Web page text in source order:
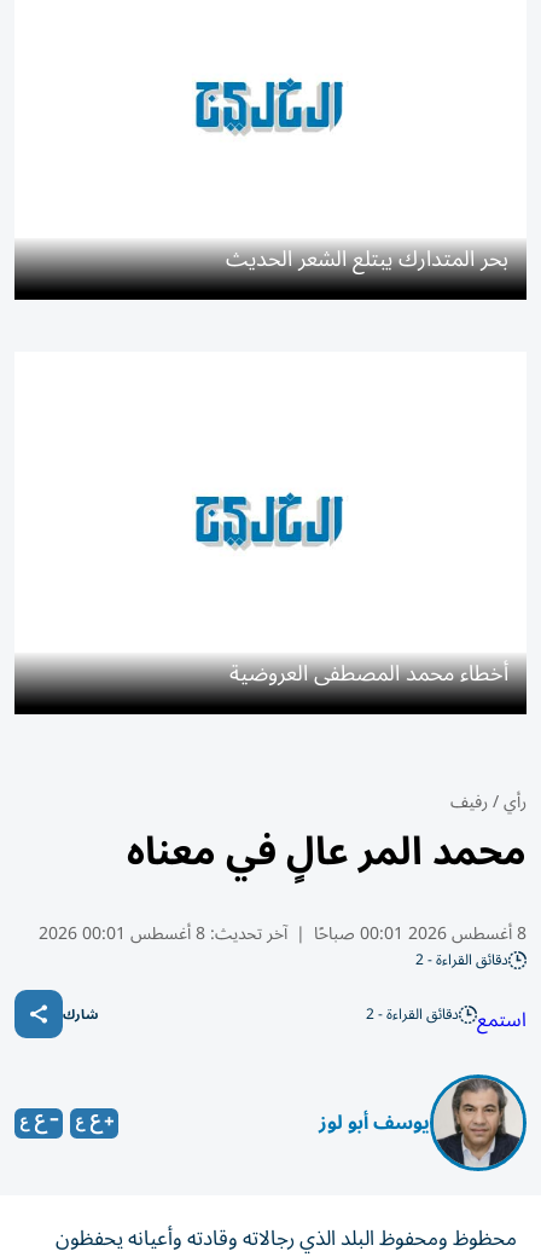
بحر المتدارك يبتلع الشعر الحديث
أخطاء محمد المصطفى العروضية
رأي/رفيف
محمد المر عالٍ في معناه
8 أغسطس 2026 00:01 صباحًا | آخر تحديث:8 أغسطس 00:01 2026
دقائق القراءة - 2
استمع دقائق القراءة - 2 شارك
يوسف أبو لوز
محظوظ ومحفوظ البلد الذي رجالاته وقادته وأعيانه يحفظون